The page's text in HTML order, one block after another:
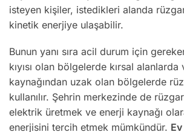
isteyen kişiler, istedikleri alanda
kinetik enerjiye ulaşabilir.
Bunun yanı sıra acil durum için
kıyısı olan bölgelerde kırsal
kaynağından uzak olan bölgelerde
kullanılır. Şehrin merkezinde de
elektrik üretmek ve enerji kaynağı
enerjisini tercih etmek mümkündür.